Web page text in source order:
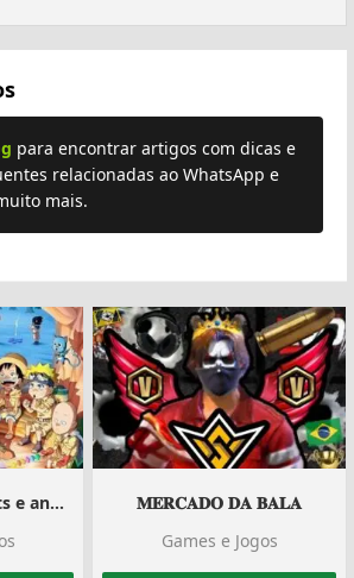
para encontrar artigos com dicas e
relacionadas ao WhatsApp e
mais.
Grupo de blox fruits e anime
𝐌𝐄𝐑𝐂𝐀𝐃𝐎 𝐃𝐀 𝐁𝐀𝐋𝐀
Games e Jogos